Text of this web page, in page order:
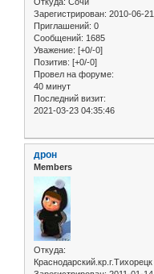
Зарегистрирован: 2010-06-21
Приглашений: 0
Сообщений: 1685
Уважение: [+0/-0]
Позитив: [+0/-0]
Провел на форуме:
40 минут
Последний визит:
2021-03-23 04:35:46
дрон
Members
Откуда:
Краснодарский.кр.г.Тихорецк